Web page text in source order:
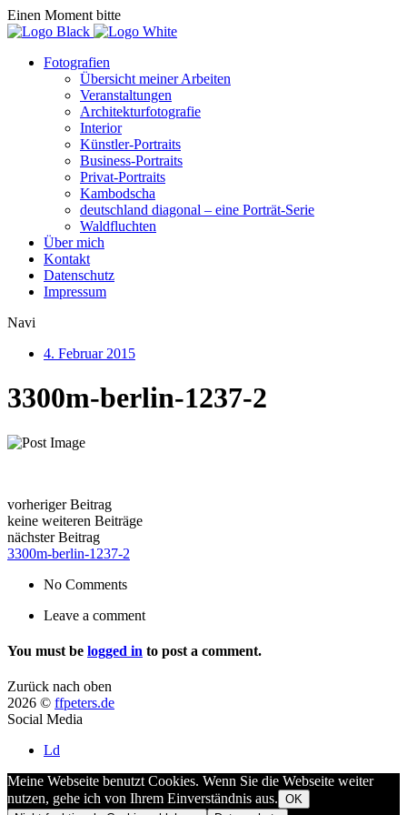
Einen Moment bitte
Fotografien
Übersicht meiner Arbeiten
Veranstaltungen
Architekturfotografie
Interior
Künstler-Portraits
Business-Portraits
Privat-Portraits
Kambodscha
deutschland diagonal – eine Porträt-Serie
Waldfluchten
Über mich
Kontakt
Datenschutz
Impressum
Navi
4. Februar 2015
3300m-berlin-1237-2
vorheriger Beitrag
keine weiteren Beiträge
nächster Beitrag
3300m-berlin-1237-2
No Comments
Leave a comment
You must be logged in to post a comment.
Zurück nach oben
2026 © ffpeters.de
Social Media
Ld
Meine Webseite benutzt Cookies. Wenn Sie die Webseite weiter
nutzen, gehe ich von Ihrem Einverständnis aus. OK